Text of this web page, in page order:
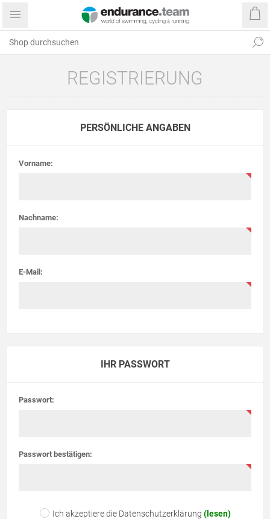
REGISTRIERUNG
PERSÖNLICHE ANGABEN
Vorname:
Nachname:
E-Mail:
IHR PASSWORT
Passwort:
Passwort bestätigen:
Ich akzeptiere die Datenschutzerklärung (lesen)